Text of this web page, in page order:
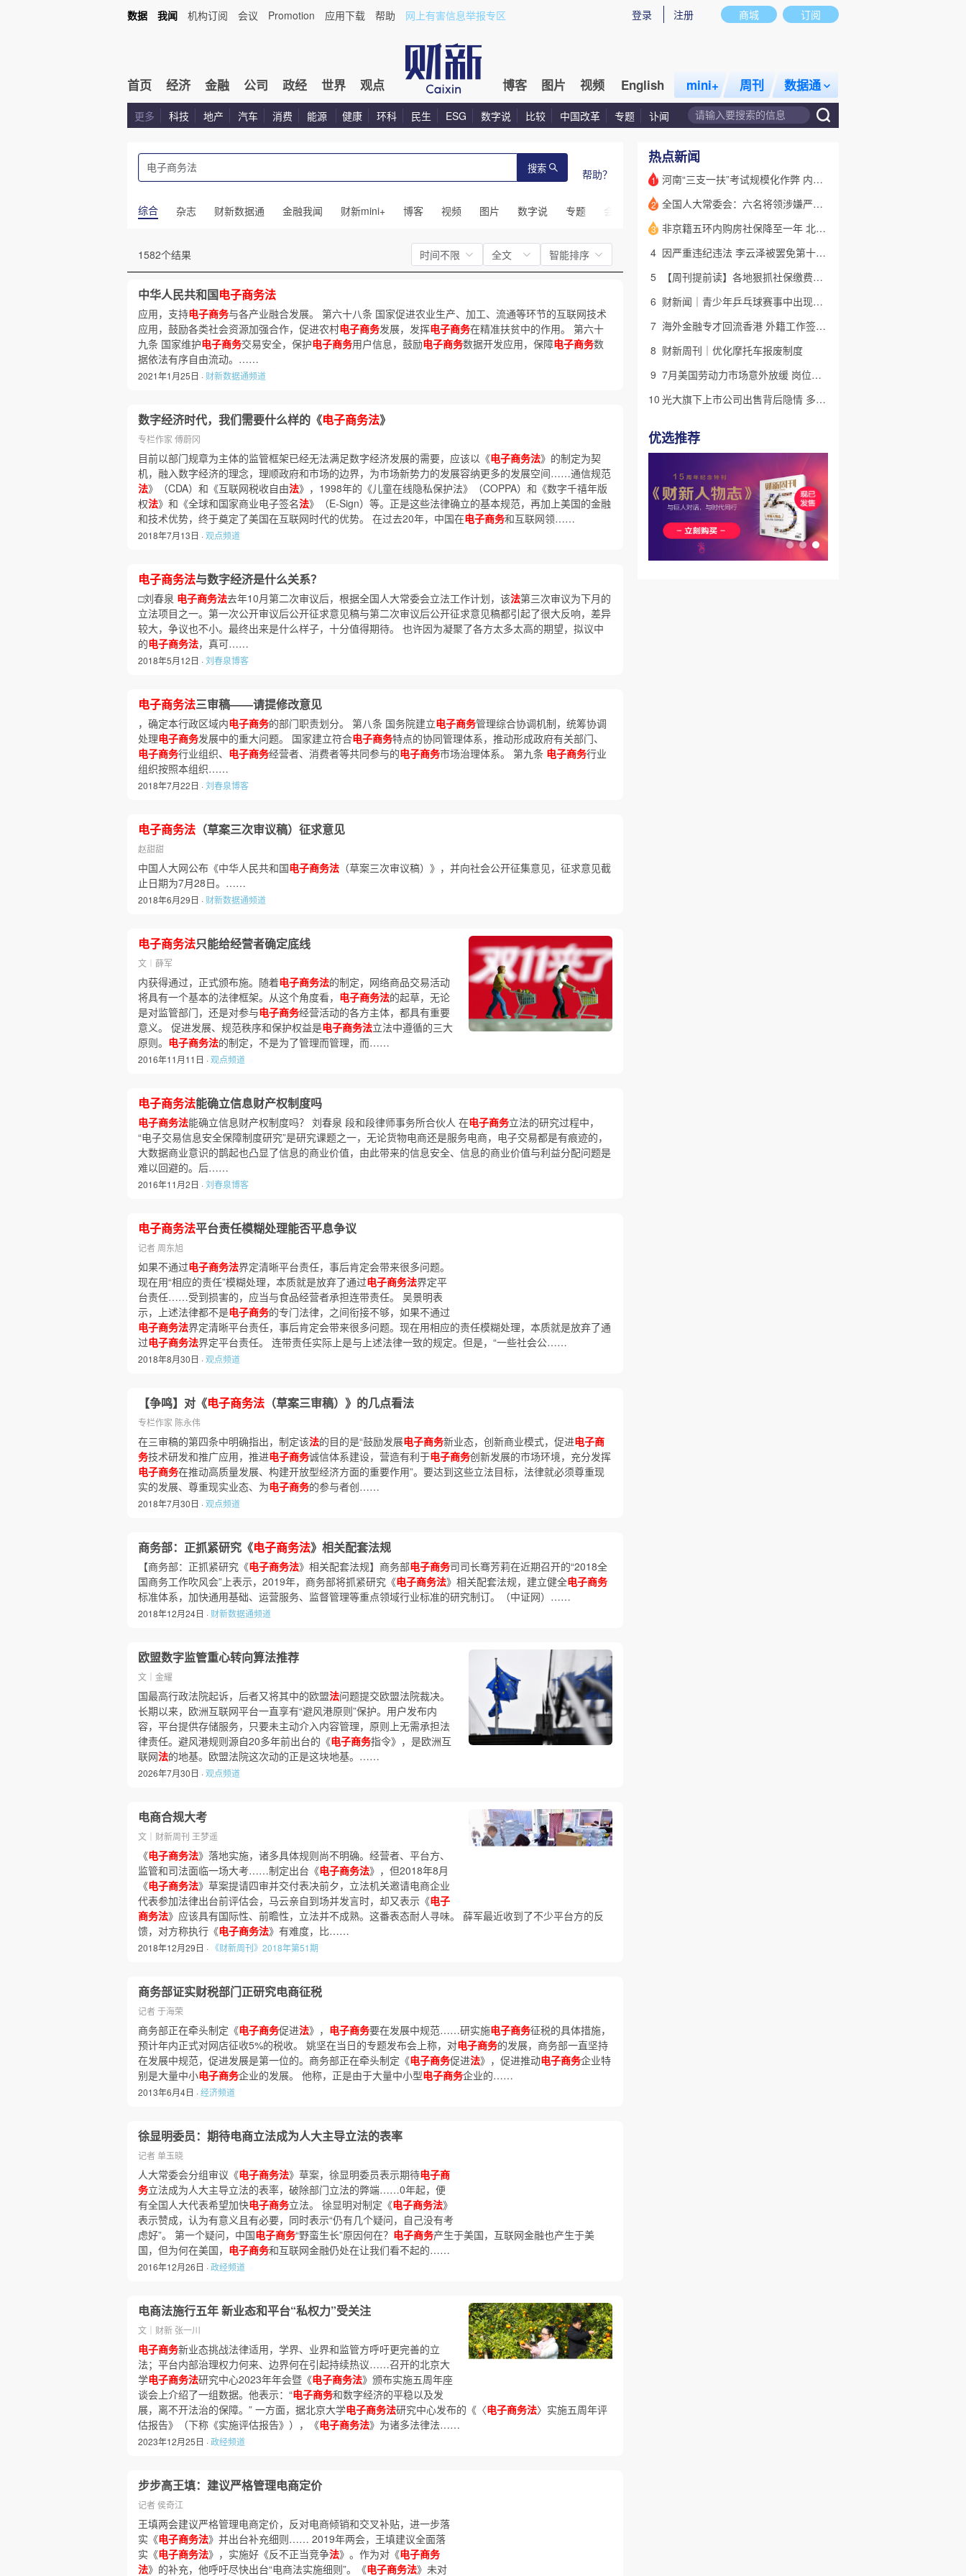
商城 订阅
登录 注册
数据 我闻 机构订阅 会议 Promotion 应用下载 帮助 网上有害信息举报专区
首页 经济 金融 公司 政经 世界 观点 博客 图片 视频 English mini+ 周刊 数据通
更多 科技 地产 汽车 消费 能源 健康 环科 民生 ESG 数字说 比较 中国改革 专题 讣闻
搜索 帮助？
综合 杂志 财新数据通 金融我闻 财新mini+ 博客 视频 图片 数字说 专题 会议 话题 特别呈现 私房课
1582个结果 时间不限 全文 智能排序
中华人民共和国电子商务法
应用，支持电子商务与各产业融合发展。 第六十八条 国家促进农业生产、加工、流通等环节的互联网技术
应用，鼓励各类社会资源加强合作，促进农村电子商务发展，发挥电子商务在精准扶贫中的作用。 第六十
九条 国家维护电子商务交易安全，保护电子商务用户信息，鼓励电子商务数据开发应用，保障电子商务数
据依法有序自由流动。……
2021年1月25日 · 财新数据通频道
数字经济时代，我们需要什么样的《电子商务法》
专栏作家 傅蔚冈
目前以部门规章为主体的监管框架已经无法满足数字经济发展的需要，应该以《电子商务法》的制定为契
机，融入数字经济的理念，理顺政府和市场的边界，为市场新势力的发展容纳更多的发展空间……通信规范
法》（CDA）和《互联网税收自由法》，1998年的《儿童在线隐私保护法》（COPPA）和《数字千禧年版
权法》和《全球和国家商业电子签名法》（E-Sign）等。正是这些法律确立的基本规范，再加上美国的金融
和技术优势，终于奠定了美国在互联网时代的优势。 在过去20年，中国在电子商务和互联网领……
2018年7月13日 ·观点频道
电子商务法与数字经济是什么关系？
□刘春泉 电子商务法去年10月第二次审议后，根据全国人大常委会立法工作计划，该法第三次审议为下月的
立法项目之一。第一次公开审议后公开征求意见稿与第二次审议后公开征求意见稿都引起了很大反响，差异
较大，争议也不小。最终出来是什么样子，十分值得期待。 也许因为凝聚了各方太多太高的期望，拟议中
的电子商务法，真可……
2018年5月12日 ·刘春泉博客
电子商务法三审稿——请提修改意见
，确定本行政区域内电子商务的部门职责划分。 第八条 国务院建立电子商务管理综合协调机制，统筹协调
处理电子商务发展中的重大问题。 国家建立符合电子商务特点的协同管理体系，推动形成政府有关部门、
电子商务行业组织、 电子商务经营者、消费者等共同参与的电子商务市场治理体系。 第九条 电子商务行业
组织按照本组织……
2018年7月22日 ·刘春泉博客
电子商务法 （草案三次审议稿）征求意见
赵甜甜
中国人大网公布《中华人民共和国电子商务法 （草案三次审议稿）》，并向社会公开征集意见，征求意见截
止日期为7月28日。……
2018年6月29日 · 财新数据通频道
电子商务法只能给经营者确定底线
文︱薛军
内获得通过，正式颁布施。随着电子商务法的制定，网络商品交易活动
将具有一个基本的法律框架。从这个角度看， 电子商务法的起草，无论
是对监管部门，还是对参与电子商务经营活动的各方主体，都具有重要
意义。 促进发展、规范秩序和保护权益是电子商务法立法中遵循的三大
原则。 电子商务法的制定，不是为了管理而管理，而……
2016年11月11日 ·观点频道
电子商务法能确立信息财产权制度吗
电子商务法能确立信息财产权制度吗？ 刘春泉 段和段律师事务所合伙人 在电子商务立法的研究过程中，
“电子交易信息安全保障制度研究”是研究课题之一，无论货物电商还是服务电商，电子交易都是有痕迹的，
大数据商业意识的鹊起也凸显了信息的商业价值，由此带来的信息安全、信息的商业价值与利益分配问题是
难以回避的。后……
2016年11月2日 ·刘春泉博客
电子商务法平台责任模糊处理能否平息争议
记者 周东旭
如果不通过电子商务法界定清晰平台责任，事后肯定会带来很多问题。
现在用“相应的责任”模糊处理，本质就是放弃了通过电子商务法界定平
台责任……受到损害的，应当与食品经营者承担连带责任。 吴景明表
示，上述法律都不是电子商务的专门法律，之间衔接不够，如果不通过
电子商务法界定清晰平台责任，事后肯定会带来很多问题。现在用相应的责任模糊处理，本质就是放弃了通
过电子商务法界定平台责任。 连带责任实际上是与上述法律一致的规定。但是，“一些社会公……
2018年8月30日 ·观点频道
【争鸣】对《电子商务法 （草案三审稿）》的几点看法
专栏作家 陈永伟
在三审稿的第四条中明确指出，制定该法的目的是“鼓励发展电子商务新业态，创新商业模式，促进电子商
务技术研发和推广应用，推进电子商务诚信体系建设，营造有利于电子商务创新发展的市场环境，充分发挥
电子商务在推动高质量发展、构建开放型经济方面的重要作用”。要达到这些立法目标，法律就必须尊重现
实的发展、尊重现实业态、为电子商务的参与者创……
2018年7月30日 ·观点频道
商务部：正抓紧研究《电子商务法》相关配套法规
【商务部：正抓紧研究《电子商务法》相关配套法规】商务部电子商务司司长骞芳莉在近期召开的“2018全
国商务工作吹风会”上表示，2019年，商务部将抓紧研究《电子商务法》相关配套法规，建立健全电子商务
标准体系，加快通用基础、运营服务、监督管理等重点领域行业标准的研究制订。（中证网）……
2018年12月24日 · 财新数据通频道
欧盟数字监管重心转向算法推荐
文｜金耀
国最高行政法院起诉，后者又将其中的欧盟法问题提交欧盟法院裁决。
长期以来，欧洲互联网平台一直享有“避风港原则”保护。用户发布内
容，平台提供存储服务，只要未主动介入内容管理，原则上无需承担法
律责任。避风港规则源自20多年前出台的《电子商务指令》，是欧洲互
联网法的地基。欧盟法院这次动的正是这块地基。……
2026年7月30日 ·观点频道
电商合规大考
文｜财新周刊 王梦遥
《电子商务法》落地实施，诸多具体规则尚不明确。经营者、平台方、
监管和司法面临一场大考……制定出台《电子商务法》，但2018年8月
《电子商务法》草案提请四审并交付表决前夕，立法机关邀请电商企业
代表参加法律出台前评估会，马云亲自到场并发言时，却又表示《电子
商务法》应该具有国际性、前瞻性，立法并不成熟。这番表态耐人寻味。 薛军最近收到了不少平台方的反
馈，对方称执行《电子商务法》有难度，比……
2018年12月29日 · 《财新周刊》2018年第51期
商务部证实财税部门正研究电商征税
记者 于海荣
商务部正在牵头制定《电子商务促进法》， 电子商务要在发展中规范……研实施电子商务征税的具体措施，
预计年内正式对网店征收5%的税收。 姚坚在当日的专题发布会上称，对电子商务的发展，商务部一直坚持
在发展中规范，促进发展是第一位的。商务部正在牵头制定《电子商务促进法》，促进推动电子商务企业特
别是大量中小电子商务企业的发展。 他称，正是由于大量中小型电子商务企业的……
2013年6月4日 ·经济频道
徐显明委员：期待电商立法成为人大主导立法的表率
记者 单玉晓
人大常委会分组审议《电子商务法》草案，徐显明委员表示期待电子商
务立法成为人大主导立法的表率，破除部门立法的弊端……0年起，便
有全国人大代表希望加快电子商务立法。 徐显明对制定《电子商务法》
表示赞成，认为有意义且有必要，同时表示“仍有几个疑问，自己没有考
虑好”。 第一个疑问，中国电子商务“野蛮生长”原因何在？ 电子商务产生于美国，互联网金融也产生于美
国，但为何在美国， 电子商务和互联网金融仍处在让我们看不起的……
2016年12月26日 ·政经频道
电商法施行五年 新业态和平台“私权力”受关注
文｜财新 张一川
电子商务新业态挑战法律适用，学界、业界和监管方呼吁更完善的立
法；平台内部治理权力何来、边界何在引起持续热议……召开的北京大
学电子商务法研究中心2023年年会暨《电子商务法》颁布实施五周年座
谈会上介绍了一组数据。他表示：“电子商务和数字经济的平稳以及发
展，离不开法治的保障。” 一方面，据北京大学电子商务法研究中心发布的《〈电子商务法〉实施五周年评
估报告》（下称《实施评估报告》），《电子商务法》为诸多法律法……
2023年12月25日 ·政经频道
步步高王填：建议严格管理电商定价
记者 侯奇江
王填两会建议严格管理电商定价，反对电商倾销和交叉补贴，进一步落
实《电子商务法》并出台补充细则…… 2019年两会，王填建议全面落
实《电子商务法》，实施好《反不正当竞争法》。作为对《电子商务
法》的补充，他呼吁尽快出台“电商法实施细则”。《电子商务法》未对
热点新闻
1 河南“三支一扶”考试规模化作弊 内外勾结提前获取试卷
2 全国人大常委会：六名将领涉嫌严重违纪违法 被罢免全国人大代表
3
非京籍五环内购房社保降至一年 北京市公积金最高可贷340万元
4
因严重违纪违法 李云泽被罢免第十四届全国人大代表职务
5
【周刊提前读】各地狠抓社保缴费基数 合规与企业减负如何平衡？
6
财新闻｜青少年乒乓球赛事中出现严重赛风赛纪问题，乒协发文
7
海外金融专才回流香港 外籍工作签证翻倍
8 财新周刊｜优化摩托车报废制度
9
7月美国劳动力市场意外放缓 岗位减少2.3万个失业率降至4.1%
10
光大旗下上市公司出售背后隐情 多人卷入医疗腐败案被查
优选推荐